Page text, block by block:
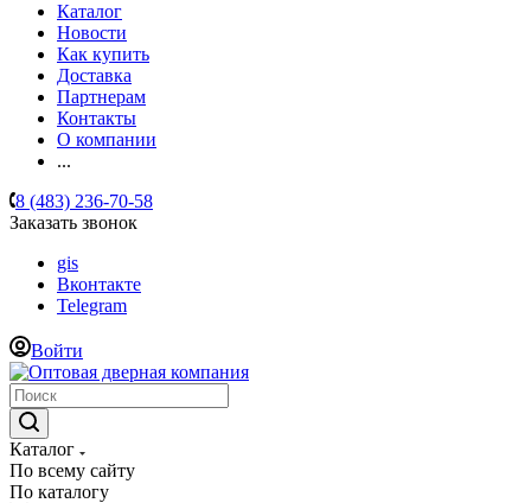
Каталог
Новости
Как купить
Доставка
Партнерам
Контакты
О компании
...
8 (483) 236-70-58
Заказать звонок
gis
Вконтакте
Telegram
Войти
Каталог
По всему сайту
По каталогу